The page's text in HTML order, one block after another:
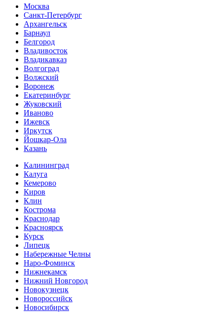
Москва
Санкт-Петербург
Архангельск
Барнаул
Белгород
Владивосток
Владикавказ
Волгоград
Волжский
Воронеж
Екатеринбург
Жуковский
Иваново
Ижевск
Иркутск
Йошкар-Ола
Казань
Калининград
Калуга
Кемерово
Киров
Клин
Кострома
Краснодар
Красноярск
Курск
Липецк
Набережные Челны
Наро-Фоминск
Нижнекамск
Нижний Новгород
Новокузнецк
Новороссийск
Новосибирск